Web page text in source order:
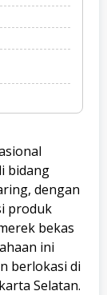
bidang
dengan
produk
bekas
ini
berlokasi di
Selatan.